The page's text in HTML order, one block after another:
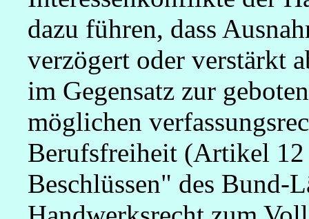
dazu führen, dass
verzögert oder verstärkt
im Gegensatz zur
möglichen
Berufsfreiheit (Artikel
Beschlüssen" des Bund-